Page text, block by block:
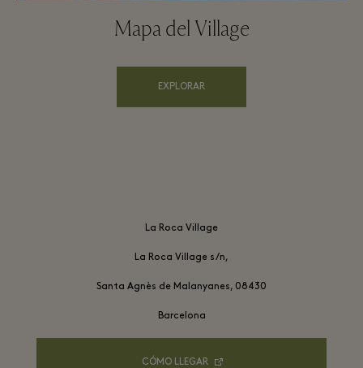
Mapa del Village
EXPLORAR
La Roca Village
La Roca Village s/n,
Santa Agnès de Malanyanes, 08430
Barcelona
CÓMO LLEGAR